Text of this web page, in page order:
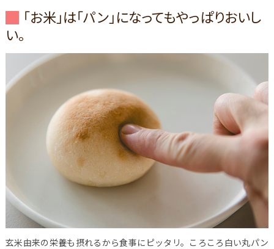
「お米」は「パン」になってもやっぱりおいし
い。
玄米由来の栄養も摂れるから食事にピッタリ。ころころ白い丸パン